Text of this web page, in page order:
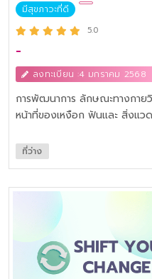
มีสุขภาวะที่ดี
5.0
-
ลงทะเบียน :4 มกราคม 2568
การพัฒนาการ ลักษณะทางกาย
หน้าที่ของเหงือก ฟันและ สิ่งแว
เกิดโรค ฟลูออไรด์กับการป้อง
การเลือกใช้ผลิตภัณฑ์สำหรับป้อ
ดูแลรักษาฟันในเด็ก วัยรุ่น และ
ที่ว่าง